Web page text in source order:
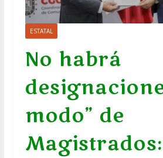
ESTATAL
No habrá
modo” de